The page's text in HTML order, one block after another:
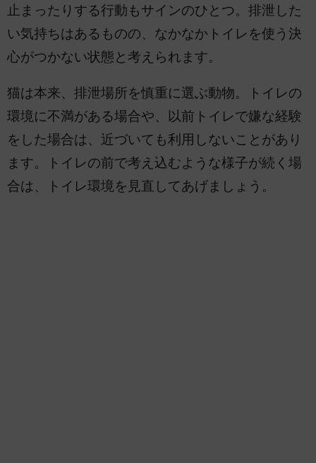
止まったりする行動もサインのひとつ。排泄した
い気持ちはあるものの、なかなかトイレを使う決
心がつかない状態と考えられます。
猫は本来、排泄場所を慎重に選ぶ動物。トイレの
環境に不満がある場合や、以前トイレで嫌な経験
をした場合は、近づいても利用しないことがあり
ます。トイレの前で考え込むような様子が続く場
合は、トイレ環境を見直してあげましょう。